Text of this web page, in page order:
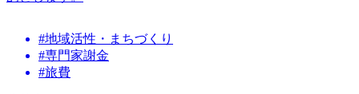
#地域活性・まちづくり
#専門家謝金
#旅費